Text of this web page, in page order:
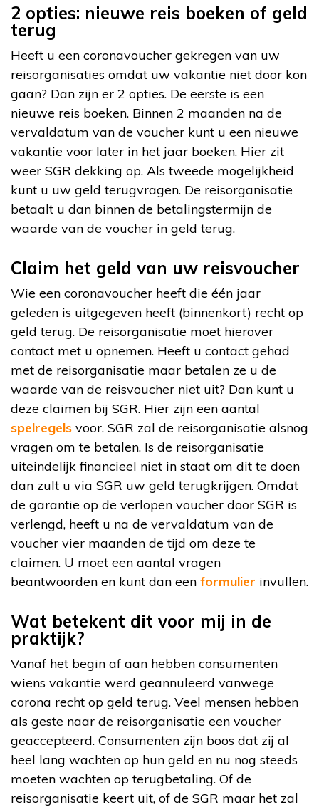
2 opties: nieuwe reis boeken of geld
terug
Heeft u een coronavoucher gekregen van uw
reisorganisaties omdat uw vakantie niet door kon
gaan? Dan zijn er 2 opties. De eerste is een
nieuwe reis boeken. Binnen 2 maanden na de
vervaldatum van de voucher kunt u een nieuwe
vakantie voor later in het jaar boeken. Hier zit
weer SGR dekking op. Als tweede mogelijkheid
kunt u uw geld terugvragen. De reisorganisatie
betaalt u dan binnen de betalingstermijn de
waarde van de voucher in geld terug.
Claim het geld van uw reisvoucher
Wie een coronavoucher heeft die één jaar
geleden is uitgegeven heeft (binnenkort) recht op
geld terug. De reisorganisatie moet hierover
contact met u opnemen. Heeft u contact gehad
met de reisorganisatie maar betalen ze u de
waarde van de reisvoucher niet uit? Dan kunt u
deze claimen bij SGR. Hier zijn een aantal
spelregels voor. SGR zal de reisorganisatie alsnog
vragen om te betalen. Is de reisorganisatie
uiteindelijk financieel niet in staat om dit te doen
dan zult u via SGR uw geld terugkrijgen. Omdat
de garantie op de verlopen voucher door SGR is
verlengd, heeft u na de vervaldatum van de
voucher vier maanden de tijd om deze te
claimen. U moet een aantal vragen
beantwoorden en kunt dan een formulier invullen.
Wat betekent dit voor mij in de
praktijk?
Vanaf het begin af aan hebben consumenten
wiens vakantie werd geannuleerd vanwege
corona recht op geld terug. Veel mensen hebben
als geste naar de reisorganisatie een voucher
geaccepteerd. Consumenten zijn boos dat zij al
heel lang wachten op hun geld en nu nog steeds
moeten wachten op terugbetaling. Of de
reisorganisatie keert uit, of de SGR maar het zal